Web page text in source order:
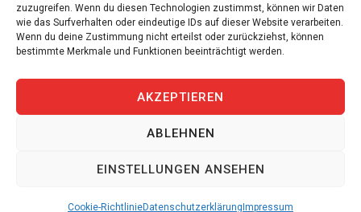
zuzugreifen. Wenn du diesen Technologien zustimmst, können wir Daten
wie das Surfverhalten oder eindeutige IDs auf dieser Website verarbeiten.
Wenn du deine Zustimmung nicht erteilst oder zurückziehst, können
bestimmte Merkmale und Funktionen beeinträchtigt werden.
AKZEPTIEREN
ABLEHNEN
EINSTELLUNGEN ANSEHEN
Cookie-RichtlinieDatenschutzerklärung Impressum
Temporär & Dauerstellen Schweizweit
Reserved.